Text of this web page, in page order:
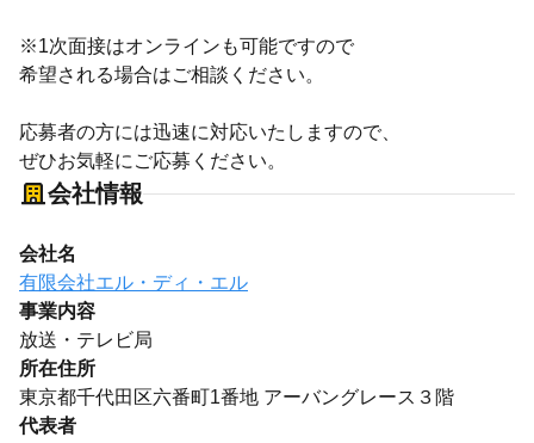
※1次面接はオンラインも可能ですので
希望される場合はご相談ください。
応募者の方には迅速に対応いたしますので、
ぜひお気軽にご応募ください。
会社情報
会社名
有限会社エル・ディ・エル
事業内容
放送・テレビ局
所在住所
東京都千代田区六番町1番地 アーバングレース３階
代表者